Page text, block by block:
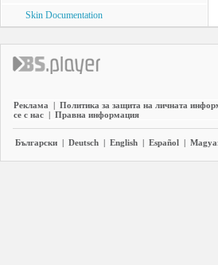
Skin Documentation
Реклама | Политика за защита на личната
се с нас | Правна информация
Български | Deutsch | English | Español |